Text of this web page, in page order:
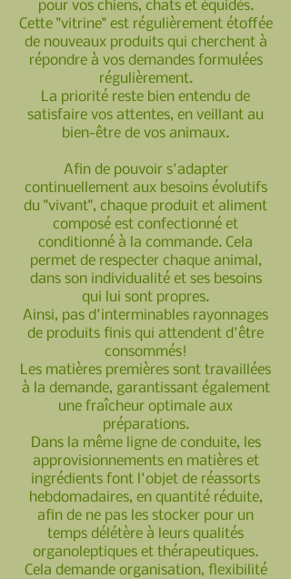
pour vos chiens, chats et équidés.
Cette "vitrine" est régulièrement étoffée
de nouveaux produits qui cherchent à
répondre à vos demandes formulées
régulièrement.
La priorité reste bien entendu de
satisfaire vos attentes, en veillant au
bien-être de vos animaux.
Afin de pouvoir s'adapter
continuellement aux besoins évolutifs
du "vivant", chaque produit et aliment
composé est confectionné et
conditionné à la commande. Cela
permet de respecter chaque animal,
dans son individualité et ses besoins
qui lui sont propres.
Ainsi, pas d'interminables rayonnages
de produits finis qui attendent d'être
consommés!
Les matières premières sont travaillées
à la demande, garantissant également
une fraîcheur optimale aux
préparations.
Dans la même ligne de conduite, les
approvisionnements en matières et
ingrédients font l'objet de réassorts
hebdomadaires, en quantité réduite,
afin de ne pas les stocker pour un
temps délétère à leurs qualités
organoleptiques et thérapeutiques.
Cela demande organisation, flexibilité